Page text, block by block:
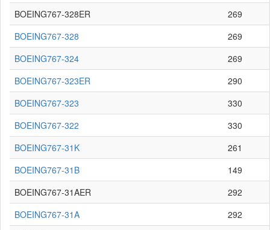
BOEING767-328ER
269
BOEING767-328
269
BOEING767-324
269
BOEING767-323ER
290
BOEING767-323
330
BOEING767-322
330
BOEING767-31K
261
BOEING767-31B
149
BOEING767-31AER
292
BOEING767-31A
292